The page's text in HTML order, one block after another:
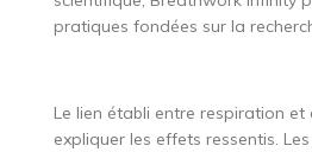
pratiques fondées sur la
Le lien établi entre respiration
expliquer les effets ressentis.